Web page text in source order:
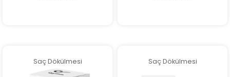
Saç Dökülmesi Saç Dökülmesi